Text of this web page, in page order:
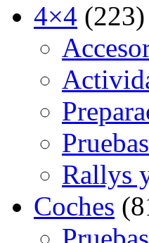
4×4 (223)
Rallys
Coches